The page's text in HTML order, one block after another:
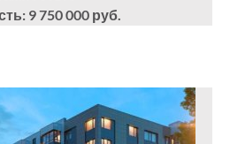
9 750 000 руб.